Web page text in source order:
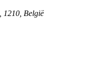
1210 België